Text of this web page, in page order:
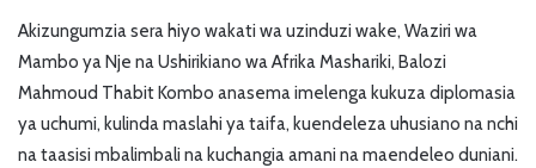
Akizungumzia sera hiyo wakati wa uzinduzi wake, Waziri wa
Mambo ya Nje na Ushirikiano wa Afrika Mashariki, Balozi
Mahmoud Thabit Kombo anasema imelenga kukuza diplomasia
ya uchumi, kulinda maslahi ya taifa, kuendeleza uhusiano na nchi
na taasisi mbalimbali na kuchangia amani na maendeleo duniani.